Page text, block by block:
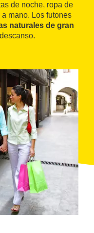
de noche, ropa de
mano. Los futones
naturales de gran